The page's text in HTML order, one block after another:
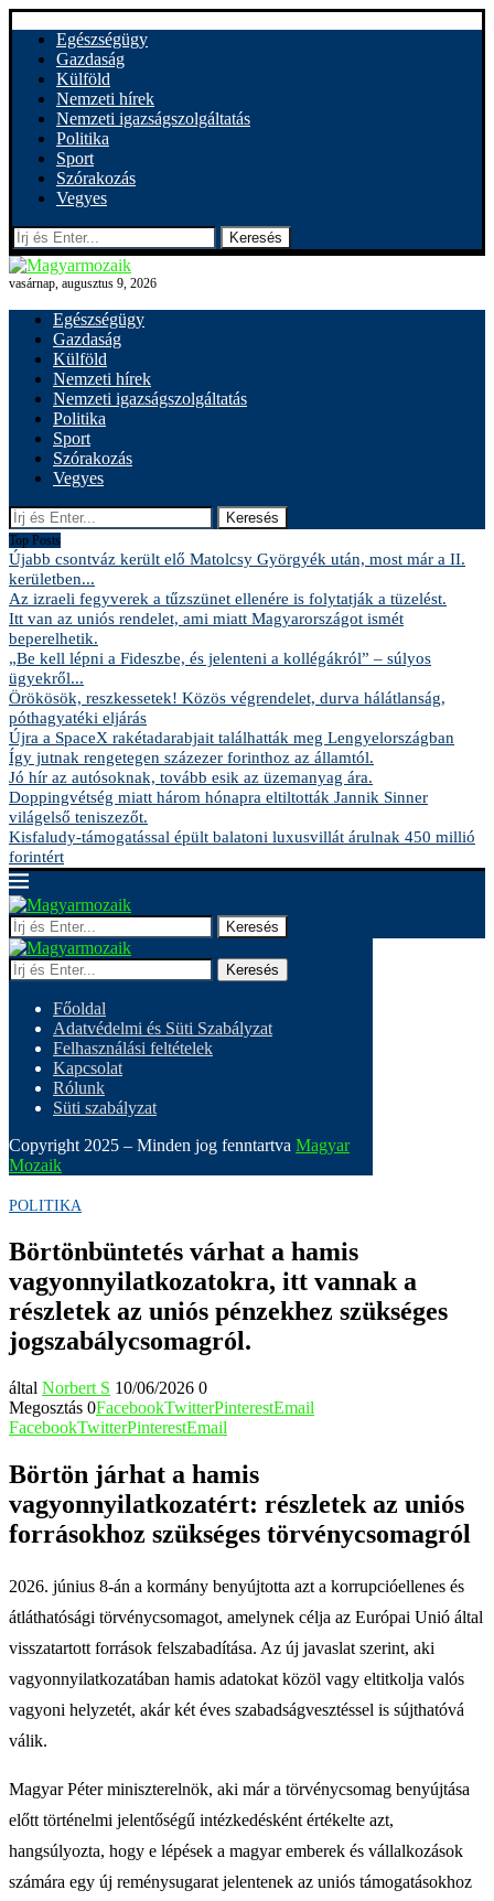
Egészségügy
Gazdaság
Külföld
Nemzeti hírek
Nemzeti igazságszolgáltatás
Politika
Sport
Szórakozás
Vegyes
Keresés
vasárnap, augusztus 9, 2026
Egészségügy
Gazdaság
Külföld
Nemzeti hírek
Nemzeti igazságszolgáltatás
Politika
Sport
Szórakozás
Vegyes
Keresés
Top Posts
Újabb csontváz került elő Matolcsy Györgyék után, most már a II.
kerületben...
Az izraeli fegyverek a tűzszünet ellenére is folytatják a tüzelést.
Itt van az uniós rendelet, ami miatt Magyarországot ismét
beperelhetik.
„Be kell lépni a Fideszbe, és jelenteni a kollégákról” – súlyos
ügyekről...
Örökösök, reszkessetek! Közös végrendelet, durva hálátlanság,
póthagyatéki eljárás
Újra a SpaceX rakétadarabjait találhatták meg Lengyelországban
Így jutnak rengetegen százezer forinthoz az államtól.
Jó hír az autósoknak, tovább esik az üzemanyag ára.
Doppingvétség miatt három hónapra eltiltották Jannik Sinner
világelső teniszezőt.
Kisfaludy-támogatással épült balatoni luxusvillát árulnak 450 millió
forintért
Keresés
Keresés
Főoldal
Adatvédelmi és Süti Szabályzat
Felhasználási feltételek
Kapcsolat
Rólunk
Süti szabályzat
Copyright 2025 – Minden jog fenntartva Magyar
Mozaik
POLITIKA
Börtönbüntetés várhat a hamis
vagyonnyilatkozatokra, itt vannak a
részletek az uniós pénzekhez szükséges
jogszabálycsomagról.
által Norbert S 10/06/2026 0
Megosztás 0FacebookTwitterPinterestEmail
FacebookTwitterPinterestEmail
Börtön járhat a hamis
vagyonnyilatkozatért: részletek az uniós
forrásokhoz szükséges törvénycsomagról
2026. június 8-án a kormány benyújtotta azt a korrupcióellenes és
átláthatósági törvénycsomagot, amelynek célja az Európai Unió által
visszatartott források felszabadítása. Az új javaslat szerint, aki
vagyonnyilatkozatában hamis adatokat közöl vagy eltitkolja valós
vagyoni helyzetét, akár két éves szabadságvesztéssel is sújthatóvá
válik.
Magyar Péter miniszterelnök, aki már a törvénycsomag benyújtása
előtt történelmi jelentőségű intézkedésként értékelte azt,
hangsúlyozta, hogy e lépések a magyar emberek és vállalkozások
számára egy új reménysugarat jelentenek az uniós támogatásokhoz